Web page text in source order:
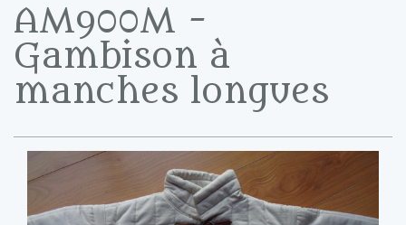
AM900M -
Gambison à
manches longues